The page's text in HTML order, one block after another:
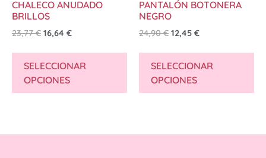
CHALECO ANUDADO
BRILLOS
23,77€ 16,64 €
SELECCIONAR
OPCIONES
PANTALÓN BOTONERA
NEGRO
24,90€ 12,45 €
SELECCIONAR
OPCIONES